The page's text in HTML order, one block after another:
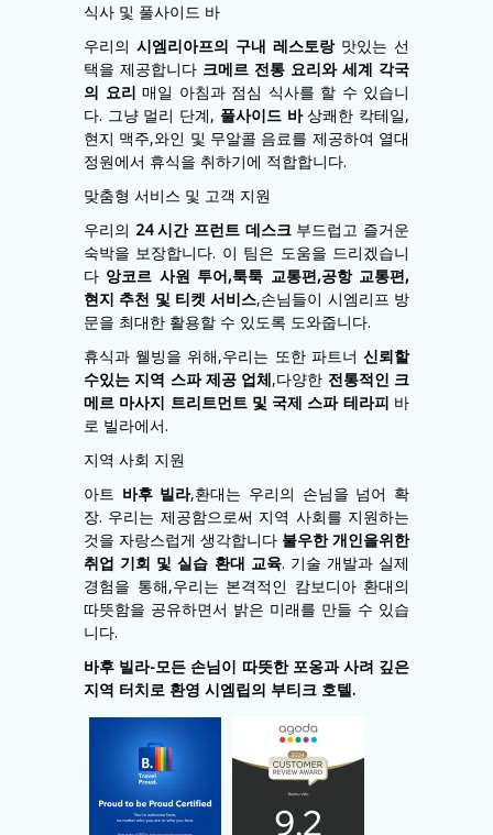
식사 및 풀사이드 바
우리의 시엠리아프의 구내 레스토랑맛있는 선
택을 제공합니다 크메르 전통 요리와 세계 각국
의 요리 매일 아침과 점심 식사를 할 수 있습니
다. 그냥 멀리 단계, 풀사이드 바상쾌한 칵테일,
현지 맥주,와인 및 무알콜 음료를 제공하여 열대
정원에서 휴식을 취하기에 적합합니다.
맞춤형 서비스 및 고객 지원
우리의 24 시간 프런트 데스크부드럽고 즐거운
숙박을 보장합니다. 이 팀은 도움을 드리겠습니
다 앙코르 사원 투어,툭툭 교통편,공항 교통편,
현지 추천 및 티켓 서비스,손님들이 시엠리프 방
문을 최대한 활용할 수 있도록 도와줍니다.
휴식과 웰빙을 위해,우리는 또한 파트너 신뢰할
수있는 지역 스파 제공 업체,다양한 전통적인 크
메르 마사지 트리트먼트 및 국제 스파 테라피 바
로 빌라에서.
지역 사회 지원
아트 바후 빌라,환대는 우리의 손님을 넘어 확
장. 우리는 제공함으로써 지역 사회를 지원하는
것을 자랑스럽게 생각합니다 불우한 개인을위한
취업 기회 및 실습 환대 교육. 기술 개발과 실제
경험을 통해,우리는 본격적인 캄보디아 환대의
따뜻함을 공유하면서 밝은 미래를 만들 수 있습
니다.
바후 빌라-모든 손님이 따뜻한 포옹과 사려 깊은
지역 터치로 환영 시엠립의 부티크 호텔.